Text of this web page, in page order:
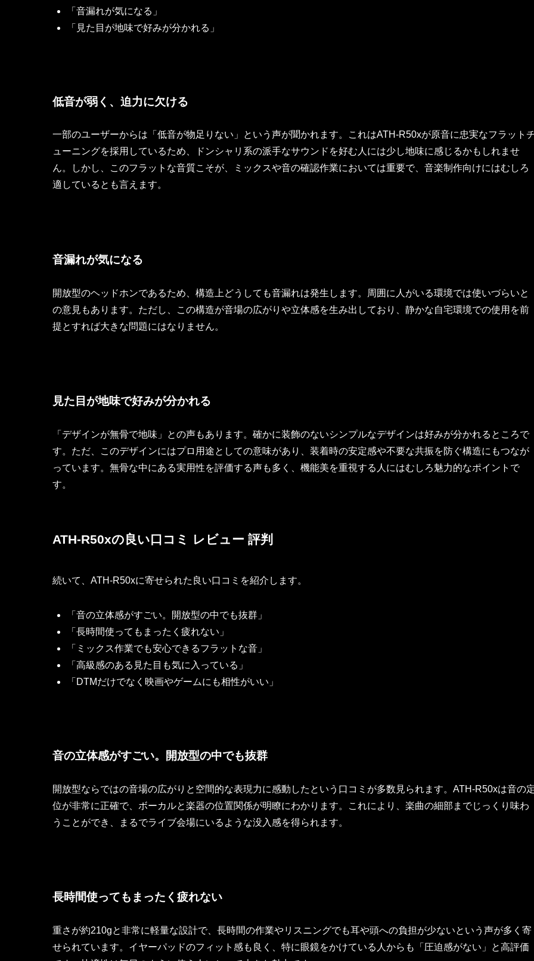
「音漏れが気になる」
「見た目が地味で好みが分かれる」
低音が弱く、迫力に欠ける
一部のユーザーからは「低音が物足りない」という声が聞かれます。これはATH-R50xが原音に忠実なフラット
ューニングを採用しているため、ドンシャリ系の派手なサウンドを好む人には少し地味に感じるかもしれませ
ん。しかし、このフラットな音質こそが、ミックスや音の確認作業においては重要で、音楽制作向けにはむしろ
適しているとも言えます。
音漏れが気になる
開放型のヘッドホンであるため、構造上どうしても音漏れは発生します。周囲に人がいる環境では使いづらいと
の意見もあります。ただし、この構造が音場の広がりや立体感を生み出しており、静かな自宅環境での使用を前
提とすれば大きな問題にはなりません。
見た目が地味で好みが分かれる
「デザインが無骨で地味」との声もあります。確かに装飾のないシンプルなデザインは好みが分かれるところで
す。ただ、このデザインにはプロ用途としての意味があり、装着時の安定感や不要な共振を防ぐ構造にもつなが
っています。無骨な中にある実用性を評価する声も多く、機能美を重視する人にはむしろ魅力的なポイントで
す。
ATH-R50xの良い口コミ レビュー 評判
続いて、ATH-R50xに寄せられた良い口コミを紹介します。
「音の立体感がすごい。開放型の中でも抜群」
「長時間使ってもまったく疲れない」
「ミックス作業でも安心できるフラットな音」
「高級感のある見た目も気に入っている」
「DTMだけでなく映画やゲームにも相性がいい」
音の立体感がすごい。開放型の中でも抜群
開放型ならではの音場の広がりと空間的な表現力に感動したという口コミが多数見られます。ATH-R50xは音の
位が非常に正確で、ボーカルと楽器の位置関係が明瞭にわかります。これにより、楽曲の細部までじっくり味わ
うことができ、まるでライブ会場にいるような没入感を得られます。
長時間使ってもまったく疲れない
重さが約210gと非常に軽量な設計で、長時間の作業やリスニングでも耳や頭への負担が少ないという声が多く寄
せられています。イヤーパッドのフィット感も良く、特に眼鏡をかけている人からも「圧迫感がない」と高評価